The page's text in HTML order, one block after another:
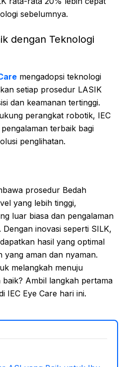
sebelumnya.
dengan Teknologi
mengadopsi teknologi
setiap prosedur LASIK
dan keamanan tertinggi.
perangkat robotik, IEC
terbaik bagi
penglihatan.
prosedur Bedah
yang lebih tinggi,
luar biasa dan pengalaman
inovasi seperti SILK,
hasil yang optimal
yang aman dan nyaman.
melangkah menuju
Ambil langkah pertama
IEC Eye Care hari ini.